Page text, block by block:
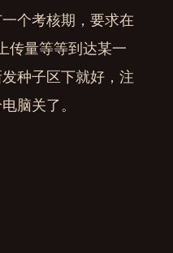
个考核期，要求在
传量等等到达某一
种子区下就好，注
脑关了。